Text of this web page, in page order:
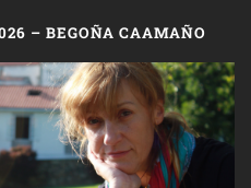
– BEGOÑA CAAMAÑO